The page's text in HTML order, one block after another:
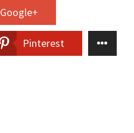
Google+
Pinterest